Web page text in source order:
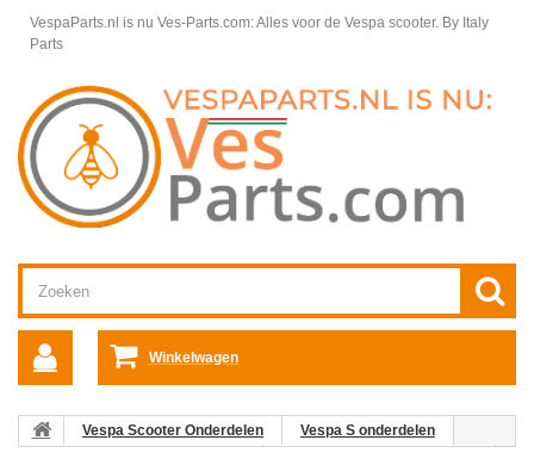
VespaParts.nl is nu Ves-Parts.com: Alles voor de Vespa scooter. By Italy
Parts
Winkelwagen
Vespa Scooter Onderdelen
Vespa S onderdelen